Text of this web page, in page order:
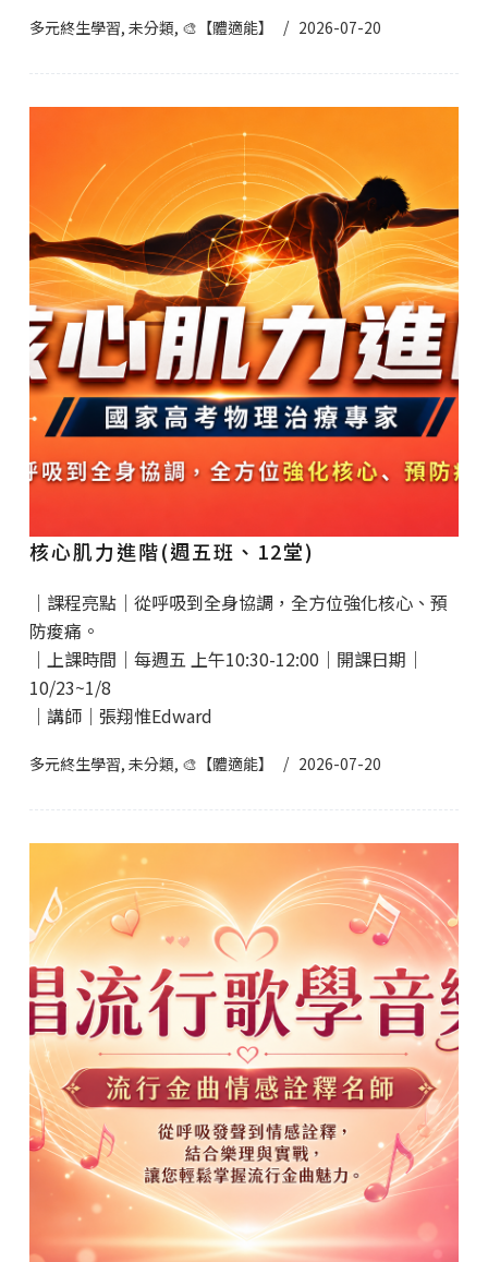
多元終生學習, 未分類, 🎨【體適能】 2026-07-20
核心肌力進階(週五班、12堂)
｜課程亮點｜從呼吸到全身協調，全方位強化核心、預
防痠痛。
｜上課時間｜每週五 上午10:30-12:00｜開課日期｜
10/23~1/8
｜講師｜張翔惟Edward
多元終生學習, 未分類, 🎨【體適能】 2026-07-20